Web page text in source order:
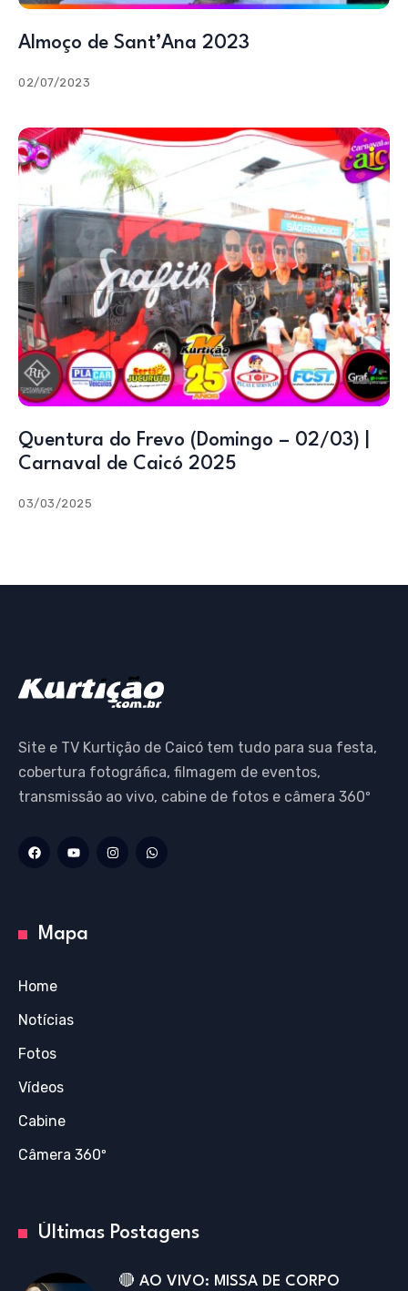
Almoço de Sant’Ana 2023
02/07/2023
Quentura do Frevo (Domingo – 02/03) |
Carnaval de Caicó 2025
03/03/2025
Site e TV Kurtição de Caicó tem tudo para sua festa,
cobertura fotográfica, filmagem de eventos,
transmissão ao vivo, cabine de fotos e câmera 360º
Mapa
Home
Notícias
Fotos
Vídeos
Cabine
Câmera 360º
Últimas Postagens
🔴 AO VIVO: MISSA DE CORPO